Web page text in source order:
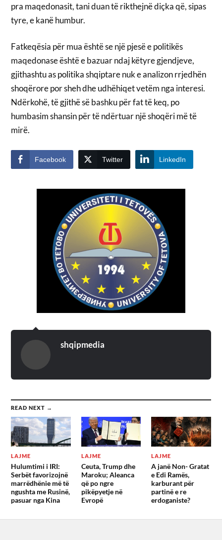
pra maqedonasit, tani duan të rikthejnë diçka që, sipas
tyre, e kanë humbur.
Fatkeqësia për mua është se një pjesë e politikës
maqedonase është e bazuar ndaj këtyre gjendjeve,
gjithashtu as politika shqiptare nuk e analizon rrjedhën
shoqërore por sheh dhe udhëhiqet vetëm nga interesi.
Ndërkohë, të gjithë së bashku për fat të keq, po
humbasim shansin për të ndërtuar një shoqëri më të
mirë.
Facebook Twitter LinkedIn
shqipmedia
READ NEXT →
LAJME
Hulumtimi i IRI:
Serbët favorizojnë
marrëdhënie më të
ngushta me Rusinë,
pasuar nga Kina
LAJME
Ceuta, Trump dhe
Maroku; Aleanca
që po ngre
pikëpyetje në
Evropë
LAJME
A janë Non- Gratat
e Edi Ramës,
karburant për
partinë e re
erdoganiste?